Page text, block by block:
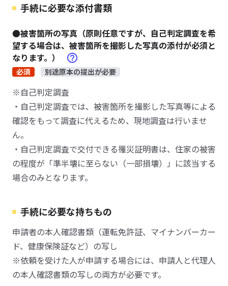
手続に必要な添付書類
●被害箇所の写真（原則任意ですが、自己判定調査を希
望する場合は、被害箇所を撮影した写真の添付が必須と
なります。）
必須 別途原本の提出が必要
※自己判定調査
・自己判定調査では、被害箇所を撮影した写真等による
確認をもって調査に代えるため、現地調査は行いませ
ん。
・自己判定調査で交付できる罹災証明書は、住家の被害
の程度が「準半壊に至らない（一部損壊）」に該当する
場合のみとなります。
手続に必要な持ちもの
申請者の本人確認書類（運転免許証、マイナンバーカー
ド、健康保険証など）の写し
※依頼を受けた人が申請する場合には、申請人と代理人
の本人確認書類の写しの両方が必要です。